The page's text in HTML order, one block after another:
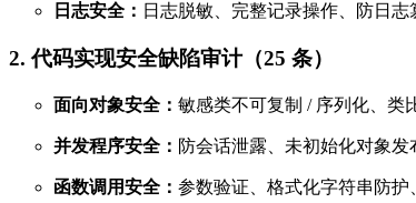
日志安全： 日志脱敏、完整记录操作、防日志
2. 代码实现安全缺陷审计（25 条）
面向对象安全： 敏感类不可复制 / 序列化、类
并发程序安全： 防会话泄露、未初始化对象发
函数调用安全： 参数验证、格式化字符串防护